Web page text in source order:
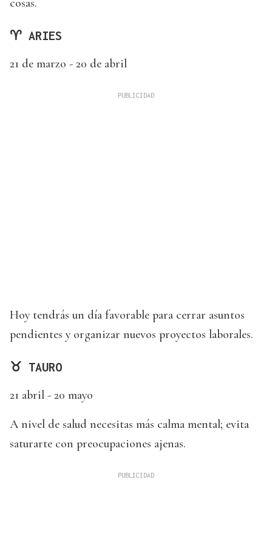
cosas.
♈ ARIES
21 de marzo - 20 de abril
Hoy tendrás un día favorable para cerrar asuntos
pendientes y organizar nuevos proyectos laborales.
♉ TAURO
21 abril - 20 mayo
A nivel de salud necesitas más calma mental; evita
saturarte con preocupaciones ajenas.